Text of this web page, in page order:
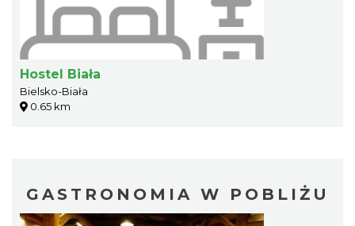
Hostel Biała
Bielsko-Biała
0.65 km
GASTRONOMIA W POBLIŻU